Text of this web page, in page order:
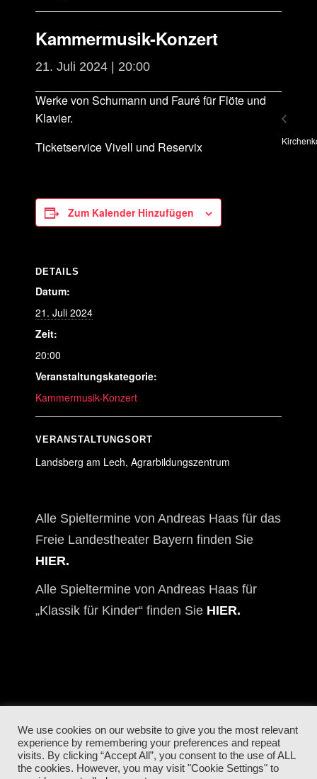
Kammermusik-Konzert
21. Juli 2024 | 20:00
Werke von Schumann und Fauré für Flöte und
Klavier.
Ticketservice Vivell und Reservix
Zum Kalender Hinzufügen
DETAILS
Datum:
21. Juli 2024
Zeit:
20:00
Veranstaltungskategorie:
Kammermusik-Konzert
VERANSTALTUNGSORT
Landsberg am Lech, Agrarbildungszentrum
Alle Spieltermine von Andreas Haas für das
Freie Landestheater Bayern finden Sie
HIER.
Alle Spieltermine von Andreas Haas für
„Klassik für Kinder“ finden Sie HIER.
We use cookies on our website to give you the most relevant
experience by remembering your preferences and repeat
visits. By clicking “Accept All”, you consent to the use of ALL
the cookies. However, you may visit "Cookie Settings" to